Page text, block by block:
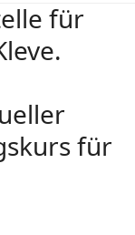
für
für